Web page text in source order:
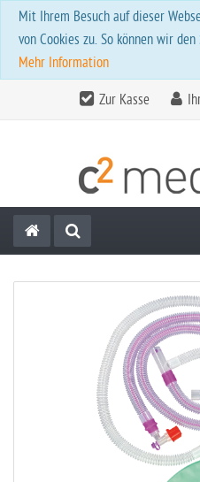
Mit Ihrem Besuch auf dieser
von Cookies zu. So können wir
Mehr Information
Zur Kasse